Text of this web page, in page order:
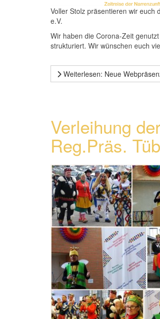
Voller Stolz präsentieren wir euch
e.V.
Wir haben die Corona-Zeit
strukturiert. Wir wünschen euch
Weiterlesen: Neue
Verleihung
Reg.Präs.